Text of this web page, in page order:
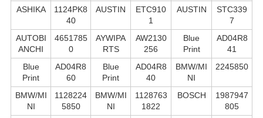
ASHIKA
1124PK8
40
AUSTIN
ETC910
1
AUSTIN
STC339
7
AUTOBI
ANCHI
4651785
0
AYWIPA
RTS
AW2130
256
Blue
Print
AD04R8
41
Blue
Print
AD04R8
60
Blue
Print
AD04R8
40
BMW/MI
NI
2245850
BMW/MI
NI
1128224
5850
BMW/MI
NI
1128763
1822
BOSCH
1987947
805